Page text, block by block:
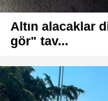
Altın alacaklar
gör" tav...